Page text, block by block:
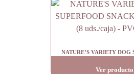
NATURE’S VARIETY DOG
Ver producto